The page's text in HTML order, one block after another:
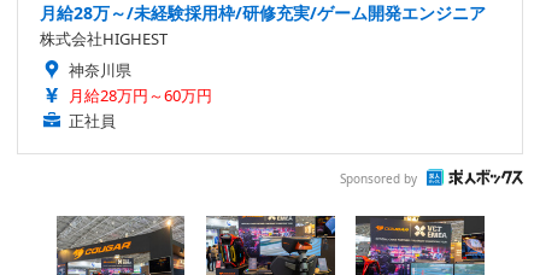
月給28万～/未経験採用枠/研修充実/ゲーム開発エンジニア
株式会社HIGHEST
神奈川県
月給28万円～60万円
正社員
Sponsored by